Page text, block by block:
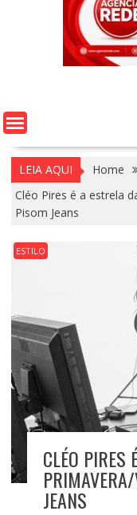
LEIA AQUI Home
Cléo Pires é a estrela
Pisom Jeans
ESTILO
CLÉO PIRES
JEANS